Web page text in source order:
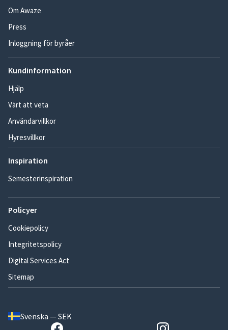
Om Awaze
Press
Inloggning för byråer
Kundinformation
Hjälp
Värt att veta
Användarvillkor
Hyresvillkor
Inspiration
Semesterinspiration
Policyer
Cookiepolicy
Integritetspolicy
Digital Services Act
Sitemap
Svenska — SEK